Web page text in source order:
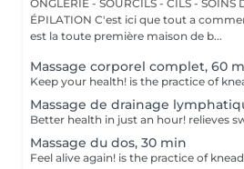
ONGLERIE - SOURCILS - CILS - SOINS
ÉPILATION C'est ici que tout a commencé. Depuis 2022, Merl
est la toute première maison de b...
Massage corporel complet, 60
Massage de drainage
Massage du dos, 30 min